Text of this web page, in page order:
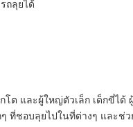
ถลุยได้
โต และผู้ใหญ่ตัวเล็ก เด็กขี่ได้
ที่ชอบลุยไปในที่ต่างๆ และช่ว